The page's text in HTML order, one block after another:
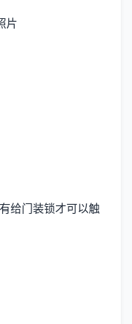
片
给门装锁才可以触